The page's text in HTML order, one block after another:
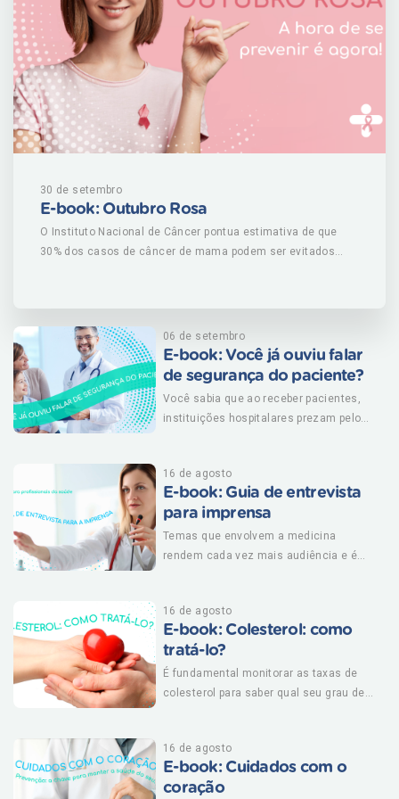
dos casos. Para ambos, é fundamental reconhecer
sintomas de forma rápida para reduzir risco de sequelas e
garantir qualidade de vida. Para entender mais sobre o AVC,
baixe agora nosso e-book! CLIQUE AQUI PARA BAIXAR E-
BOOK
30 de setembro
E-book: Outubro Rosa
O Instituto Nacional de Câncer pontua estimativa de que
30% dos casos de câncer de mama podem ser evitados
peso corporal adequado, amamentar e evitar consumo de
bebidas alcoólicas e uso de anticoncepcionais e reposição
hormonal. Nesse e-book do Outubro Rosa, você vai entender
quais são os fatores de risco, aprender a fazer o autoexame
e entender quais são os sintomas precoces do câncer de
mama. BAIXE AGORA!
06 de setembro
E-book: Você já ouviu falar
de segurança do paciente?
Você sabia que ao receber pacientes,
instituições hospitalares prezam pelo
reduzem incidentes, como quedas ou
aplicação errada de medicamento, por
exemplo?Qualquer tipo de ação não
intencional, ou seja, por acidente, pode
prolongar tempo no hospital ou até
paciente, também pode fazer sua parte
para zelar por sua segurança e por
direitos. Para saber mais sobre o
assunto, baixe nosso material!
16 de agosto
E-book: Guia de entrevista
para imprensa
Temas que envolvem a medicina
rendem cada vez mais audiência e é
de forma clara, responsável e de acordo
com o Código de Ética Médico. Saiba
mais nesse e-book! BAIXE E-BOOK
GRÁTIS
16 de agosto
E-book: Colesterol: como
tratá-lo?
É fundamental monitorar as taxas de
colesterol para saber qual seu grau de
saudável é suficiente para o controle,
mas, em outros, não dá para escapar
dos medicamentos. Saiba mais sobre
16 de agosto
E-book: Cuidados com o
coração